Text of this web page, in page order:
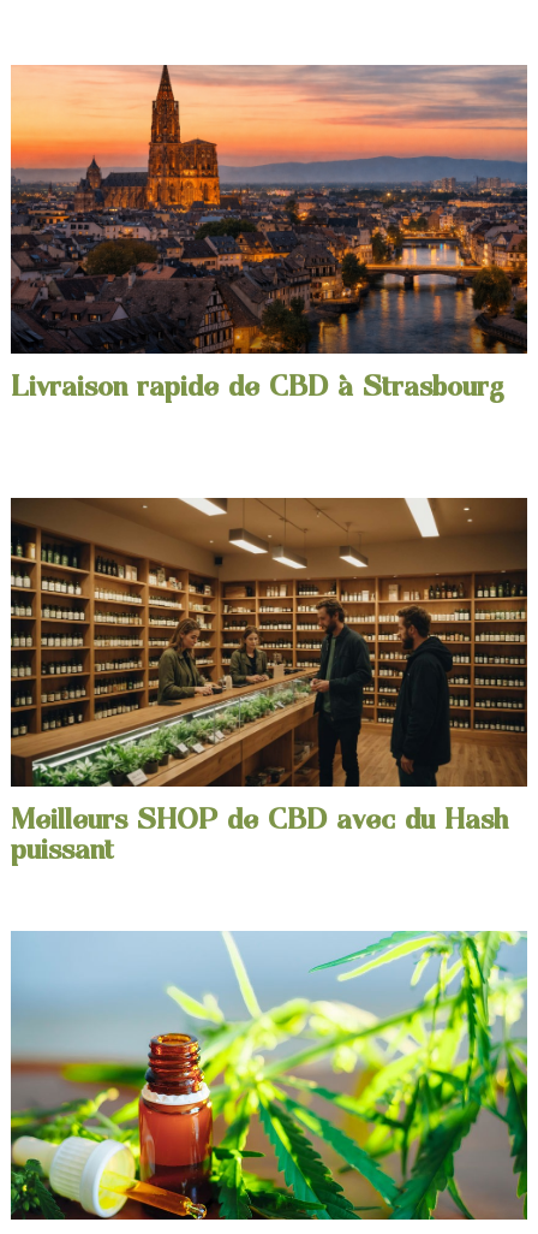
Livraison rapide de CBD à Strasbourg
Meilleurs SHOP de CBD avec du Hash
puissant